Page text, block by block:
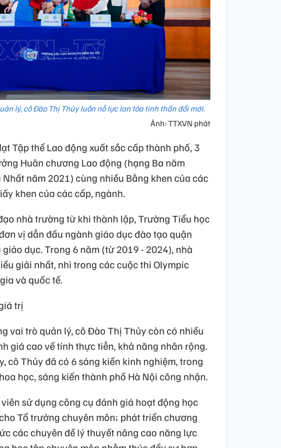
lý, cô Đào Thị Thủy luôn nỗ lực lan tỏa tinh thần đổi mới.
Ảnh: TTXVN phát
Tập thể Lao động xuất sắc cấp thành phố, 3
Huân chương Lao động (hạng Ba năm
năm 2021) cùng nhiều Bằng khen của các
khen của các cấp, ngành.
nhà trường từ khi thành lập, Trường Tiểu học
vị dẫn đầu ngành giáo dục đào tạo quận
dục. Trong 6 năm (từ 2019 - 2024), nhà
giải nhất, nhì trong các cuộc thi Olympic
và quốc tế.
trị
vai trò quản lý, cô Đào Thị Thủy còn có nhiều
giá cao về tính thực tiễn, khả năng nhân rộng.
cô Thủy đã có 6 sáng kiến kinh nghiệm, trong
học, sáng kiến thành phố Hà Nội công nhận.
sử dụng công cụ đánh giá hoạt động học
Tổ trưởng chuyên môn; phát triển chương
các chuyên đề lý thuyết nâng cao năng lực